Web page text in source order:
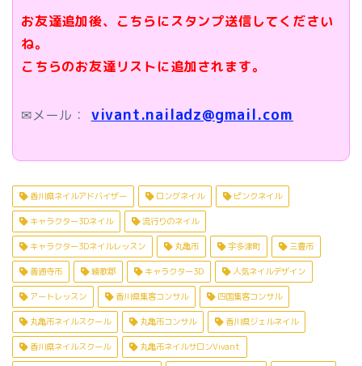
お友達追加後、こちらにスタンプ送信してください
ね。
こちらのお友達リストに追加されます。
✉メール： vivant.nailadz@gmail.com
香川県ネイルアドバイザー ロングネイル ピンクネイル
キャラクター3Dネイル 流行りのネイル
キャラクター3Dネイルレッスン 丸亀市 宇多津町 三豊市
善通寺市 綾歌郡 キャラクター3D 人気ネイルデザイン
アートレッスン 香川県集客コンサル 四国集客コンサル
丸亀市ネイルスクール 丸亀市コンサル 香川県ジェルネイル
香川県ネイルスクール 丸亀市ネイルサロンVivant